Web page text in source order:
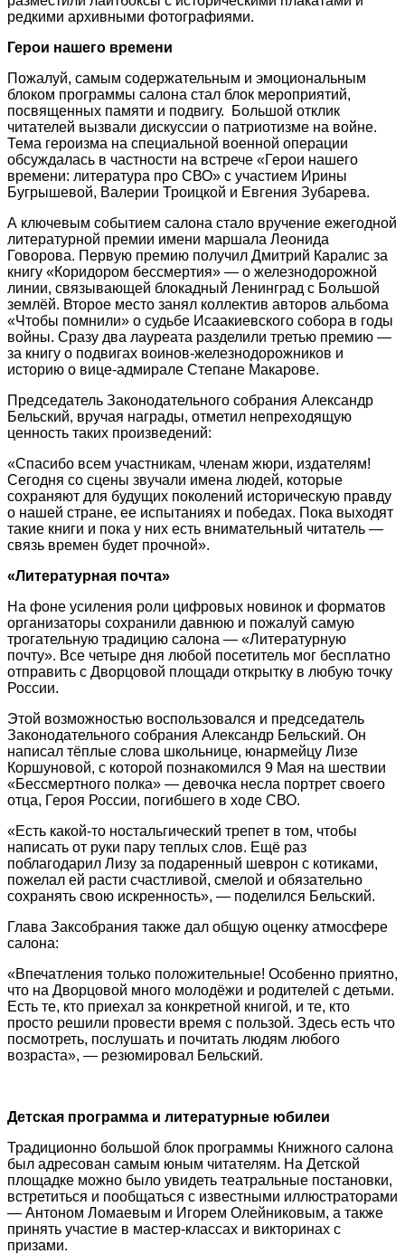
редкими архивными фотографиями.
Герои нашего времени
Пожалуй, самым содержательным и эмоциональным
блоком программы салона стал блок мероприятий,
посвященных памяти и подвигу. Большой отклик
читателей вызвали дискуссии о патриотизме на войне.
Тема героизма на специальной военной операции
обсуждалась в частности на встрече «Герои нашего
времени: литература про СВО» с участием Ирины
Бугрышевой, Валерии Троицкой и Евгения Зубарева.
А ключевым событием салона стало вручение ежегодной
литературной премии имени маршала Леонида
Говорова. Первую премию получил Дмитрий Каралис за
книгу «Коридором бессмертия» — о железнодорожной
линии, связывающей блокадный Ленинград с Большой
землёй. Второе место занял коллектив авторов альбома
«Чтобы помнили» о судьбе Исаакиевского собора в годы
войны. Сразу два лауреата разделили третью премию —
за книгу о подвигах воинов-железнодорожников и
историю о вице-адмирале Степане Макарове.
Председатель Законодательного собрания Александр
Бельский, вручая награды, отметил непреходящую
ценность таких произведений:
«Спасибо всем участникам, членам жюри, издателям!
Сегодня со сцены звучали имена людей, которые
сохраняют для будущих поколений историческую правду
о нашей стране, ее испытаниях и победах. Пока выходят
такие книги и пока у них есть внимательный читатель —
связь времен будет прочной».
«Литературная почта»
На фоне усиления роли цифровых новинок и форматов
организаторы сохранили давнюю и пожалуй самую
трогательную традицию салона — «Литературную
почту». Все четыре дня любой посетитель мог бесплатно
отправить с Дворцовой площади открытку в любую точку
России.
Этой возможностью воспользовался и председатель
Законодательного собрания Александр Бельский. Он
написал тёплые слова школьнице, юнармейцу Лизе
Коршуновой, с которой познакомился 9 Мая на шествии
«Бессмертного полка» — девочка несла портрет своего
отца, Героя России, погибшего в ходе СВО.
«Есть какой-то ностальгический трепет в том, чтобы
написать от руки пару теплых слов. Ещё раз
поблагодарил Лизу за подаренный шеврон с котиками,
пожелал ей расти счастливой, смелой и обязательно
сохранять свою искренность», — поделился Бельский.
Глава Заксобрания также дал общую оценку атмосфере
салона:
«Впечатления только положительные! Особенно приятно,
что на Дворцовой много молодёжи и родителей с детьми.
Есть те, кто приехал за конкретной книгой, и те, кто
просто решили провести время с пользой. Здесь есть что
посмотреть, послушать и почитать людям любого
возраста», — резюмировал Бельский.
Детская программа и литературные юбилеи
Традиционно большой блок программы Книжного салона
был адресован самым юным читателям. На Детской
площадке можно было увидеть театральные постановки,
встретиться и пообщаться с известными иллюстраторами
— Антоном Ломаевым и Игорем Олейниковым, а также
принять участие в мастер-классах и викторинах с
призами.